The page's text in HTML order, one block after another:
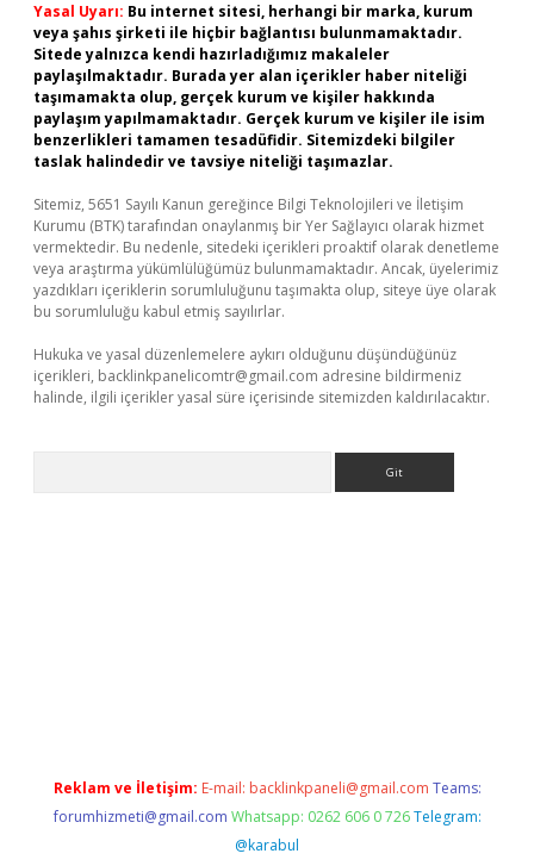
Yasal Uyarı: Bu internet sitesi, herhangi bir marka, kurum
veya şahıs şirketi ile hiçbir bağlantısı bulunmamaktadır.
Sitede yalnızca kendi hazırladığımız makaleler
paylaşılmaktadır. Burada yer alan içerikler haber niteliği
taşımamakta olup, gerçek kurum ve kişiler hakkında
paylaşım yapılmamaktadır. Gerçek kurum ve kişiler ile isim
benzerlikleri tamamen tesadüfidir. Sitemizdeki bilgiler
taslak halindedir ve tavsiye niteliği taşımazlar.
Sitemiz, 5651 Sayılı Kanun gereğince Bilgi Teknolojileri ve İletişim
Kurumu (BTK) tarafından onaylanmış bir Yer Sağlayıcı olarak hizmet
vermektedir. Bu nedenle, sitedeki içerikleri proaktif olarak denetleme
veya araştırma yükümlülüğümüz bulunmamaktadır. Ancak, üyelerimiz
yazdıkları içeriklerin sorumluluğunu taşımakta olup, siteye üye olarak
bu sorumluluğu kabul etmiş sayılırlar.
Hukuka ve yasal düzenlemelere aykırı olduğunu düşündüğünüz
içerikleri, backlinkpanelicomtr@gmail.com adresine bildirmeniz
halinde, ilgili içerikler yasal süre içerisinde sitemizden kaldırılacaktır.
Reklam ve İletişim: E-mail: backlinkpaneli@gmail.com Teams:
forumhizmeti@gmail.com Whatsapp: 0262 606 0 726 Telegram:
@karabul